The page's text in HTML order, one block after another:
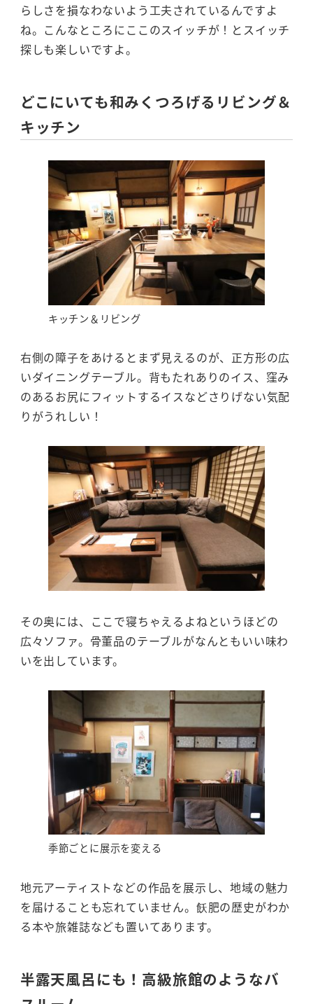
らしさを損なわないよう工夫されているんですよ
ね。こんなところにここのスイッチが！とスイッチ
探しも楽しいですよ。
どこにいても和みくつろげるリビング＆
キッチン
キッチン＆リビング
右側の障子をあけるとまず見えるのが、正方形の広
いダイニングテーブル。背もたれありのイス、窪み
のあるお尻にフィットするイスなどさりげない気配
りがうれしい！
その奥には、ここで寝ちゃえるよねというほどの
広々ソファ。骨董品のテーブルがなんともいい味わ
いを出しています。
季節ごとに展示を変える
地元アーティストなどの作品を展示し、地域の魅力
を届けることも忘れていません。飫肥の歴史がわか
る本や旅雑誌なども置いてあります。
半露天風呂にも！高級旅館のようなバ